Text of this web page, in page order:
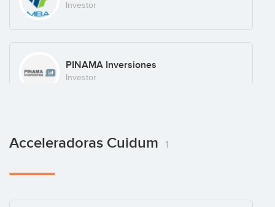
Investor
PINAMA Inversiones
Investor
Toubkal Partners
Investor
Acceleradoras Cuidum 1